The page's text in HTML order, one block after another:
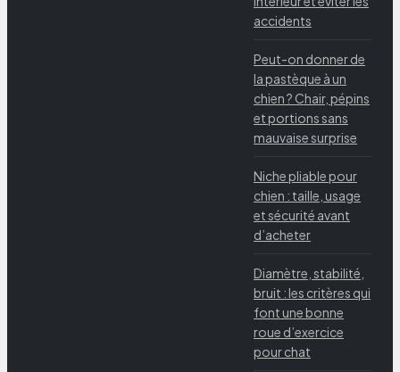
accidents
Peut-on donner de
la pastèque à un
chien ? Chair, pépins
et portions sans
mauvaise surprise
Niche pliable pour
chien : taille, usage
et sécurité avant
d’acheter
Diamètre, stabilité,
bruit : les critères qui
font une bonne
roue d’exercice
pour chat